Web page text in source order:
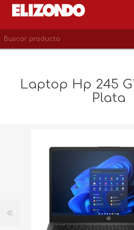
LISTA DE DESEOS
Laptop Hp 245
Plata